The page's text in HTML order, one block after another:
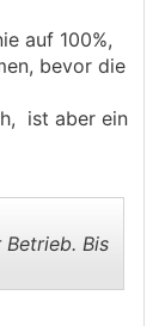
auf 100%,
bevor die
ist aber ein
Bis